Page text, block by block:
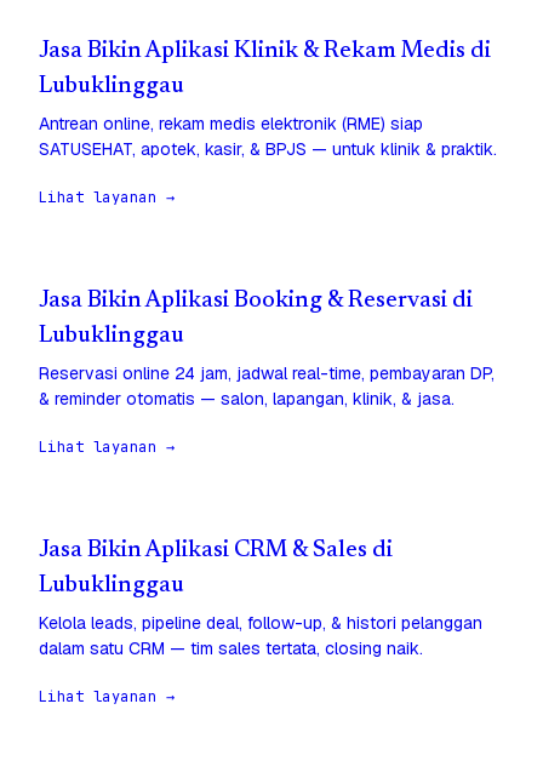
Jasa Bikin Aplikasi Klinik & Rekam Medis di
Lubuklinggau
Antrean online, rekam medis elektronik (RME) siap
SATUSEHAT, apotek, kasir, & BPJS — untuk klinik & praktik.
Lihat layanan →
Jasa Bikin Aplikasi Booking & Reservasi di
Lubuklinggau
Reservasi online 24 jam, jadwal real-time, pembayaran DP,
& reminder otomatis — salon, lapangan, klinik, & jasa.
Lihat layanan →
Jasa Bikin Aplikasi CRM & Sales di
Lubuklinggau
Kelola leads, pipeline deal, follow-up, & histori pelanggan
dalam satu CRM — tim sales tertata, closing naik.
Lihat layanan →